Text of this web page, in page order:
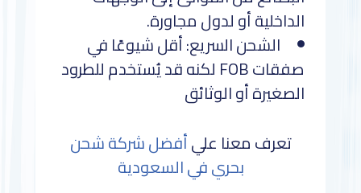
الداخلية أو لدول مجاورة.
الشحن السريع: أقل شيوعًا في
صفقات FOB لكنه قد يُستخدم للطرود
الصغيرة أو الوثائق
تعرف معنا عليأفضل شركة شحن
بحري في السعودية